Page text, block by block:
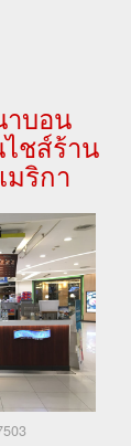
บอน
ชส์ร้าน
ริกา